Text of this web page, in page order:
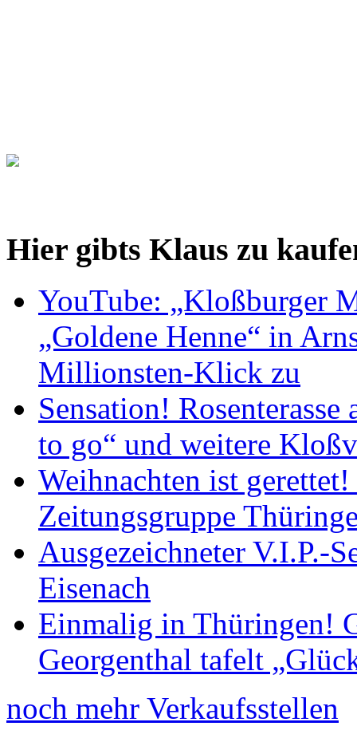
Hier gibts Klaus zu
YouTube: „Kloßburger
„Goldene Henne“ in
Millionsten-Klick zu
Sensation!
to go“ und weitere
Weihnachten ist
Zeitungsgruppe
Ausgezeichneter V.I.P.-
Eisenach
Einmalig in Thüringen!
Georgenthal tafelt
noch mehr Verkaufsstellen